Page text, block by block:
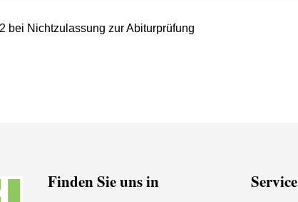
bei Nichtzulassung zur Abiturprüfung
Finden Sie uns in Service